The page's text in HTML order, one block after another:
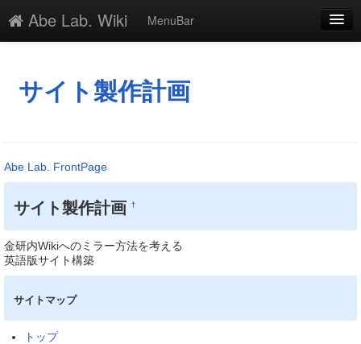
Abe Lab. Wiki
MenuBar
添付
最終更新
一覧
単語検索
サイト製作計画
Abe Lab. FrontPage
サイト製作計画†
金研内Wikiへのミラー方法を考える
英語版サイト構築
サイトマップ
トップ